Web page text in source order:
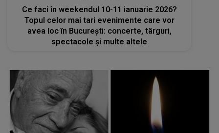
Ce faci în weekendul 10-11 ianuarie 2026?
Topul celor mai tari evenimente care vor
avea loc în București: concerte, târguri,
spectacole și multe altele